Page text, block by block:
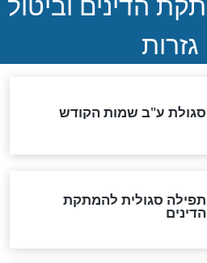
על כל השנים"